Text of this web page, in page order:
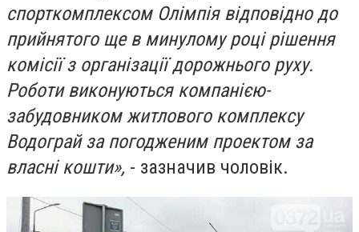
спорткомплексом Олімпія відповідно до
прийнятого ще в минулому році рішення
комісії з організації дорожнього руху.
Роботи виконуються компанією-
забудовником житлового комплексу
Водограй за погодженим проектом за
власні кошти», - зазначив чоловік.